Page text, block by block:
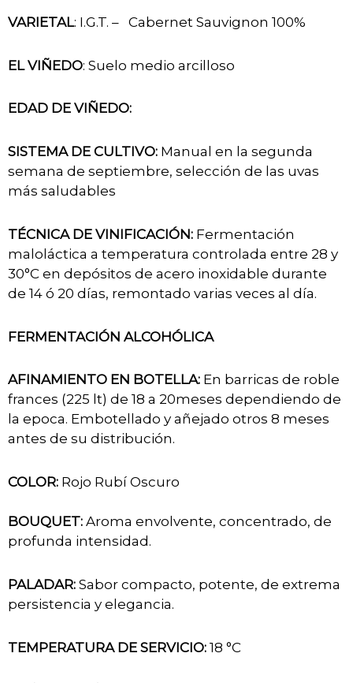
VARIETAL: I.G.T. – Cabernet Sauvignon 100%
EL VIÑEDO: Suelo medio arcilloso
EDAD DE VIÑEDO:
SISTEMA DE CULTIVO: Manual en la segunda
semana de septiembre, selección de las uvas
más saludables
TÉCNICA DE VINIFICACIÓN: Fermentación
maloláctica a temperatura controlada entre 28 y
30°C en depósitos de acero inoxidable durante
de 14 ó 20 días, remontado varias veces al día.
FERMENTACIÓN ALCOHÓLICA
AFINAMIENTO EN BOTELLA: En barricas de roble
frances (225 lt) de 18 a 20meses dependiendo de
la epoca. Embotellado y añejado otros 8 meses
antes de su distribución.
COLOR: Rojo Rubí Oscuro
BOUQUET: Aroma envolvente, concentrado, de
profunda intensidad.
PALADAR: Sabor compacto, potente, de extrema
persistencia y elegancia.
TEMPERATURA DE SERVICIO: 18 °C